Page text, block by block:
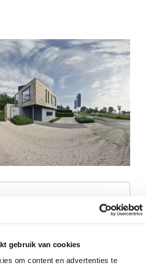
gebruik van cookies
om content en advertenties te